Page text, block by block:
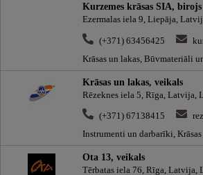
Kurzemes krāsas SIA, birojs
Ezermalas iela 9, Liepāja,
(+371) 63456425
Krāsas un lakas, Būvmateriāli
Krāsas un lakas, veikals
Rēzeknes iela 5, Rīga, Latvija,
(+371) 67138415
Instrumenti un darbarīki,
Ota 13, veikals
Tērbatas iela 76, Rīga, Latvija,